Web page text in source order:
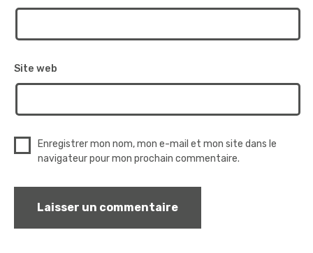
Site web
Enregistrer mon nom, mon e-mail et mon site dans le
navigateur pour mon prochain commentaire.